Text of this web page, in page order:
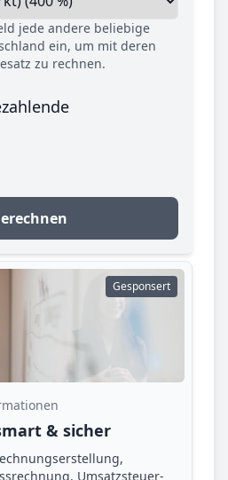
jede andere beliebige
ein, um mit deren
zu rechnen.
Gesponsert
& sicher
Umsatzsteuer­